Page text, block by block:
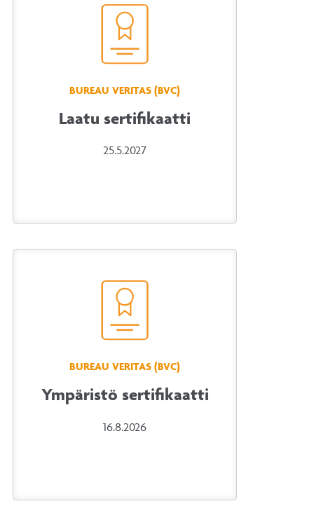
BUREAU VERITAS (BVC)
Laatu sertifikaatti
25.5.2027
BUREAU VERITAS (BVC)
Ympäristö sertifikaatti
16.8.2026